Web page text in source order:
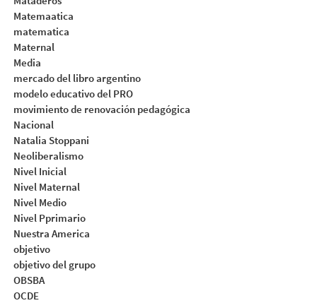
Matemaatica
matematica
Maternal
Media
mercado del libro argentino
modelo educativo del PRO
movimiento de renovación pedagógica
Nacional
Natalia Stoppani
Neoliberalismo
Nivel Inicial
Nivel Maternal
Nivel Medio
Nivel Pprimario
Nuestra America
objetivo
objetivo del grupo
OBSBA
OCDE